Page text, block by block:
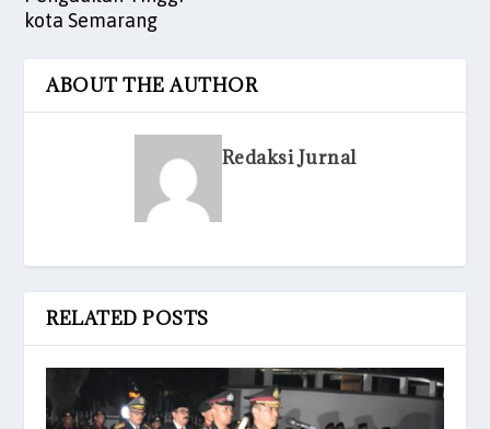
kota Semarang
ABOUT THE AUTHOR
Redaksi Jurnal
RELATED POSTS